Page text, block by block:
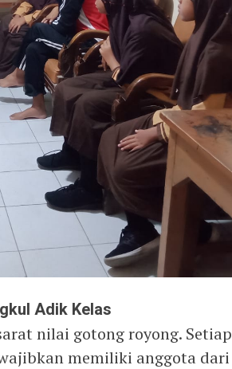
Adik Kelas
nilai gotong royong. Setiap
memiliki anggota dari